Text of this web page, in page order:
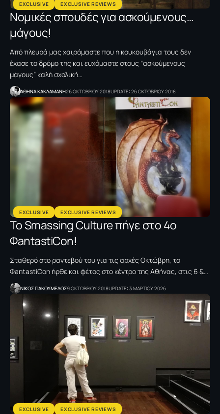
EXCLUSIVE EXCLUSIVE REVIEWS
Νομικές σπουδές για ασκούμενους…
μάγους!
Από πλευρά μας χαιρόμαστε που η κουκουβάγια τους δεν
έχασε το δρόμο της και ευχόμαστε στους “ασκούμενους
μάγους” καλή σχολική…
AΘΗΝΑ ΚΑΚΛΑΜΑΝΗ26 ΟΚΤΩΒΡΙΟΥ 2018UPDATE: 26 ΟΚΤΩΒΡΙΟΥ 2018
EXCLUSIVE EXCLUSIVE REVIEWS
To Smassing Culture πήγε στο 4ο
ΦantastiCon!
Σταθερό στο ραντεβού του για τις αρχές Οκτώβρη, το
ΦantastiCon ήρθε και φέτος στο κέντρο της Αθήνας, στις 6 &…
NΙΚΟΣ ΓΙΑΚΟΥΜΕΛΟΣ9 ΟΚΤΩΒΡΙΟΥ 2018UPDATE: 3 ΜΑΡΤΙΟΥ 2026
EXCLUSIVE EXCLUSIVE REVIEWS